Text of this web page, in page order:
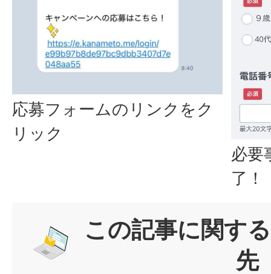
応募フォームのリンクをク
リック
必要
了！
この記事に関す
先